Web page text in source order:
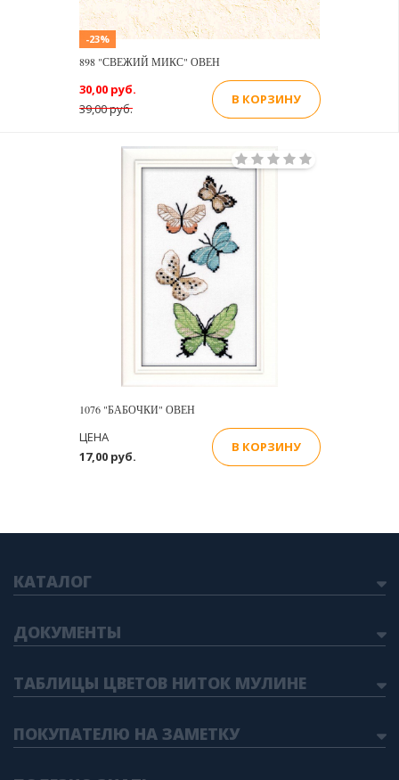
-23%
898 "СВЕЖИЙ МИКС" ОВЕН
39,00 руб.
30,00 руб.
В КОРЗИНУ
1076 "БАБОЧКИ" ОВЕН
17,00 руб.
ЦЕНА
В КОРЗИНУ
КАТАЛОГ
ДОКУМЕНТЫ
ТАБЛИЦЫ ЦВЕТОВ НИТОК МУЛИНЕ
ПОКУПАТЕЛЮ НА ЗАМЕТКУ